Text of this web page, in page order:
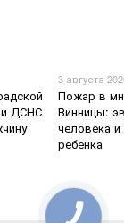
ДСНС
3 августа
Пожар в
Винницы:
человека и
ребенка